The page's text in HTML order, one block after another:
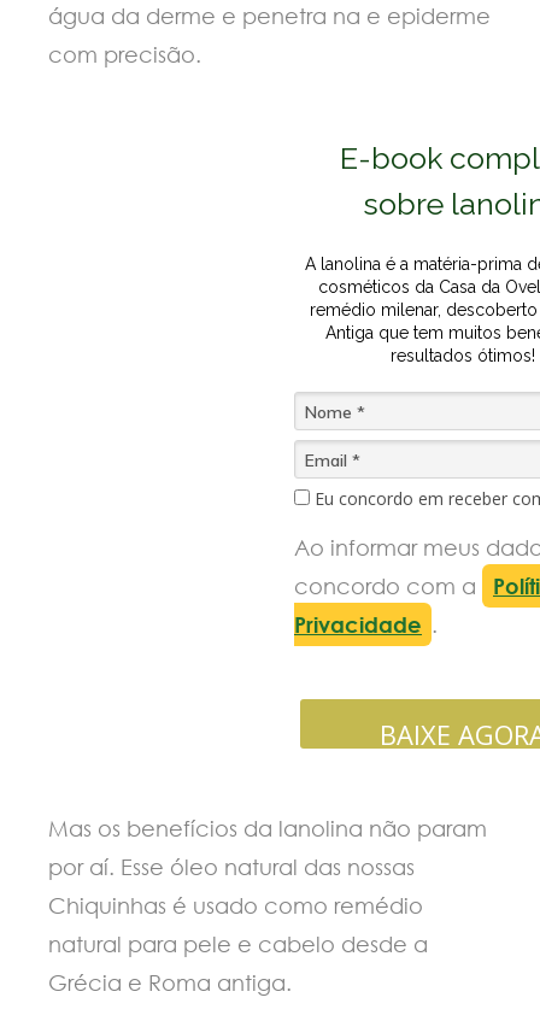
gua da derme e penetra na e epiderme
com precisão.
E-book
sobre
A lanolina é a matéria-prima
cosméticos da Casa da
remédio milenar, descoberto
Antiga que tem muitos
resultados ótimos!
Eu concordo em receber
Ao informar meus
concordo com a
Privacidade .
BAIXE
Mas os benefícios da lanolina não param
por aí. Esse óleo natural das nossas
Chiquinhas é usado como remédio
natural para pele e cabelo desde a
Grécia e Roma antiga.